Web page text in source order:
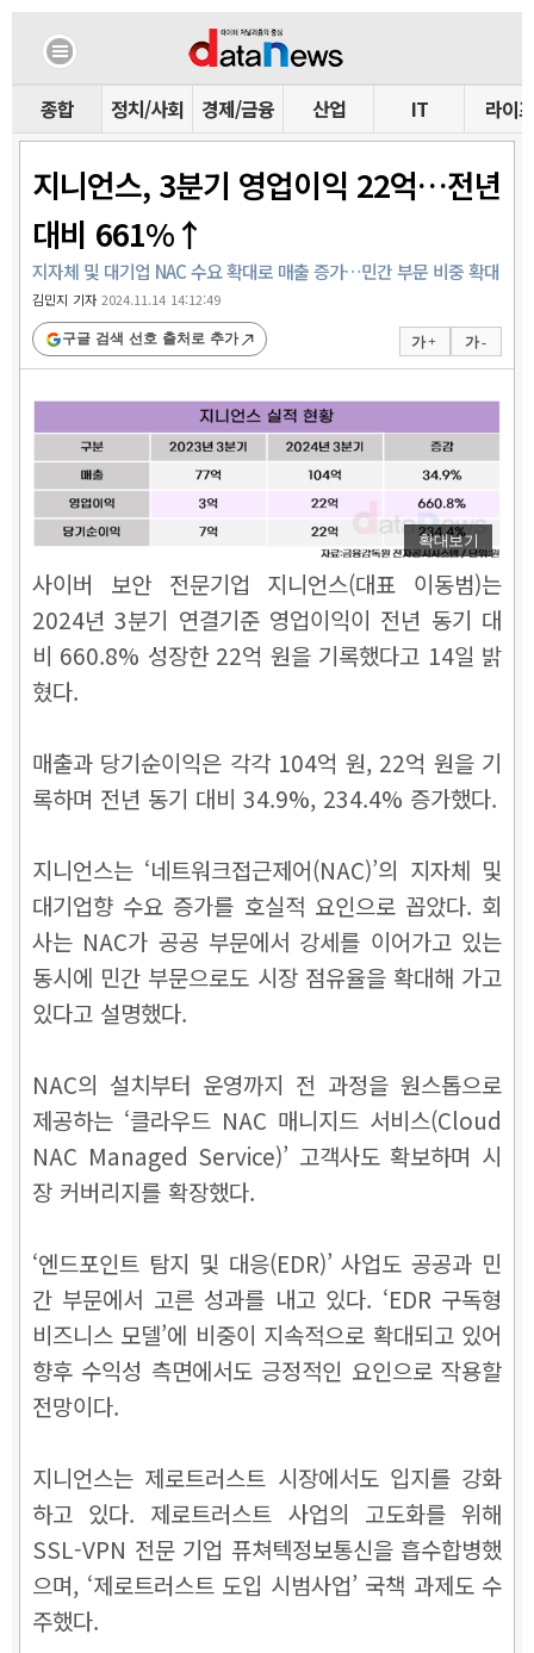
종합 정치/사회 경제/금융 산업 IT 라이프
지니언스, 3분기 영업이익 22억…전년
대비 661%↑
지자체 및 대기업 NAC 수요 확대로 매출 증가…민간 부문 비중 확대
김민지 기자2024.11.14 14:12:49
가 + 가 -
구글 검색 선호 출처로 추가
확대보기
사이버 보안 전문기업 지니언스(대표 이동범)는
2024년 3분기 연결기준 영업이익이 전년 동기 대
비 660.8% 성장한 22억 원을 기록했다고 14일 밝
혔다.
매출과 당기순이익은 각각 104억 원, 22억 원을 기
록하며 전년 동기 대비 34.9%, 234.4% 증가했다.
지니언스는 ‘네트워크접근제어(NAC)’의 지자체 및
대기업향 수요 증가를 호실적 요인으로 꼽았다. 회
사는 NAC가 공공 부문에서 강세를 이어가고 있는
동시에 민간 부문으로도 시장 점유율을 확대해 가고
있다고 설명했다.
NAC의 설치부터 운영까지 전 과정을 원스톱으로
제공하는 ‘클라우드 NAC 매니지드 서비스(Cloud
NAC Managed Service)’ 고객사도 확보하며 시
장 커버리지를 확장했다.
‘엔드포인트 탐지 및 대응(EDR)’ 사업도 공공과 민
간 부문에서 고른 성과를 내고 있다. ‘EDR 구독형
비즈니스 모델’에 비중이 지속적으로 확대되고 있어
향후 수익성 측면에서도 긍정적인 요인으로 작용할
전망이다.
지니언스는 제로트러스트 시장에서도 입지를 강화
하고 있다. 제로트러스트 사업의 고도화를 위해
SSL-VPN 전문 기업 퓨쳐텍정보통신을 흡수합병했
으며, ‘제로트러스트 도입 시범사업’ 국책 과제도 수
주했다.